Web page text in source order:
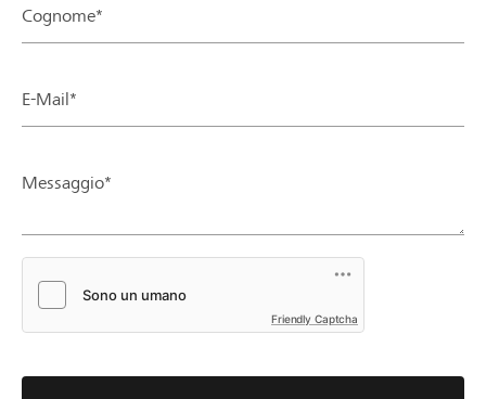
Cognome*
E-Mail*
Messaggio*
Friendly Captcha